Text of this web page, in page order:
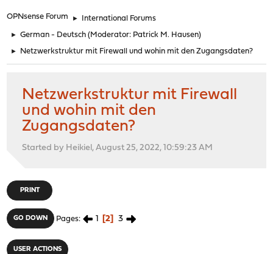
OPNsense Forum ► International Forums
► German - Deutsch (Moderator: Patrick M. Hausen)
► Netzwerkstruktur mit Firewall und wohin mit den Zugangsdaten?
Netzwerkstruktur mit Firewall
und wohin mit den
Zugangsdaten?
Started by Heikiel, August 25, 2022, 10:59:23 AM
PRINT
GO DOWN Pages 1 2 3
USER ACTIONS